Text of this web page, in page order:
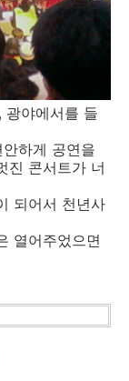
광야에서를 들
하게 공연을
진 콘서트가 너
되어서 천년사
열어주었으면